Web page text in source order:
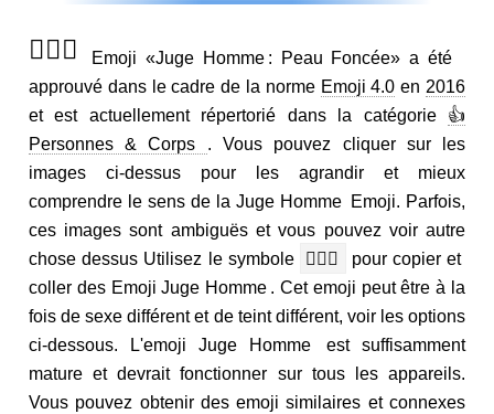
👨🏿‍⚖️
Emoji «Juge Homme : Peau Foncée» a été
approuvé dans le cadre de la norme Emoji 4.0 en 2016
et est actuellement répertorié dans la catégorie 👍
Personnes & Corps . Vous pouvez cliquer sur les
images ci-dessus pour les agrandir et mieux
comprendre le sens de la Juge Homme Emoji. Parfois,
ces images sont ambiguës et vous pouvez voir autre
chose dessus Utilisez le symbole
👨🏿‍⚖️
pour copier et
coller des Emoji Juge Homme . Cet emoji peut être à la
fois de sexe différent et de teint différent, voir les options
ci-dessous. L'emoji Juge Homme est suffisamment
mature et devrait fonctionner sur tous les appareils.
Vous pouvez obtenir des emoji similaires et connexes